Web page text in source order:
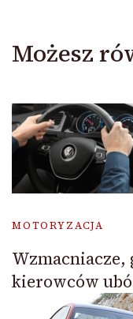
Możesz
MOTORYZACJA
kierowców